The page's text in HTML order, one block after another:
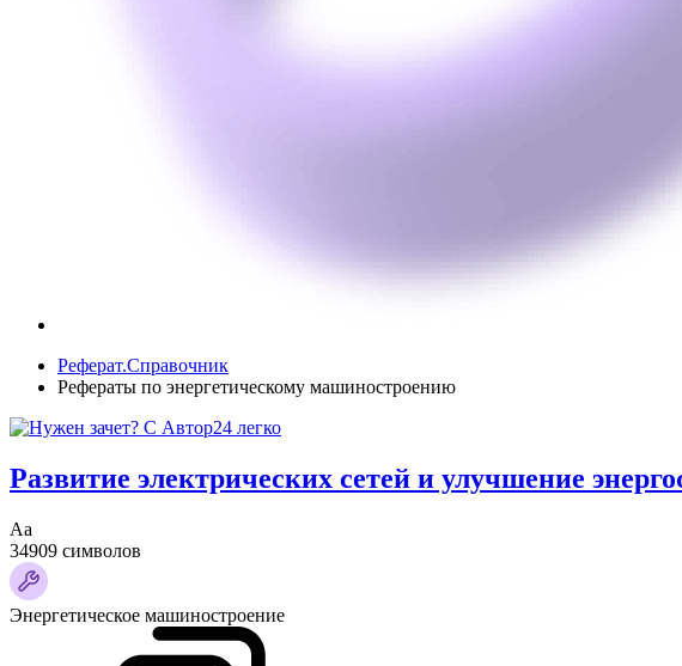
Реферат.Справочник
Рефераты по энергетическому машиностроению
Развитие электрических сетей и улучшение
Аа
34909 символов
Энергетическое машиностроение